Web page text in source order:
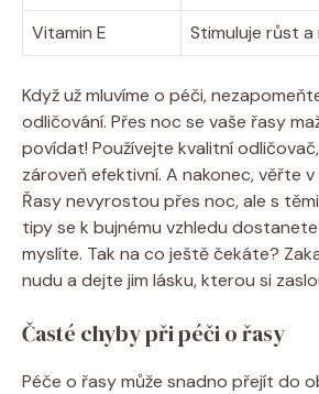
Vitamin‍ E
Stimuluje růst
Když už mluvíme o ‍péči,
odličování. Přes ​noc‍ se vaše řasy
povídat! Používejte kvalitní
zároveň efektivní. ⁣A nakonec, věřte​
Řasy nevyrostou přes ​noc, ⁣ale s
tipy se k bujnému ⁢vzhledu dostanete
myslíte.​ Tak na co ještě čekáte?‌
nudu a dejte ⁢jim lásku, kterou si
Časté chyby⁢ při péči o řasy
Péče‌ o řasy může ‍snadno ⁤přejít‍ do